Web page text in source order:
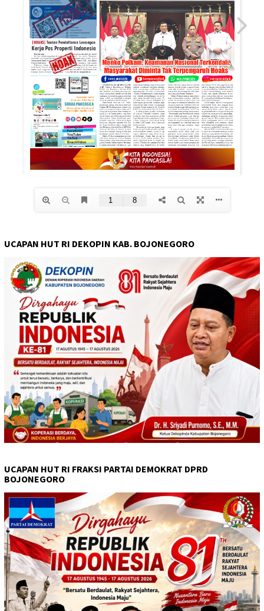
UCAPAN HUT RI DEKOPIN KAB. BOJONEGORO
UCAPAN HUT RI FRAKSI PARTAI DEMOKRAT DPRD
BOJONEGORO